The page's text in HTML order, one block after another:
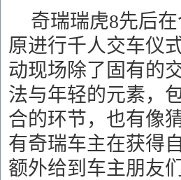
奇瑞瑞虎8先后
原进行千人交车仪式
动现场除了固有的
法与年轻的元素，
合的环节，也有像
有奇瑞车主在获得
额外给到车主朋友